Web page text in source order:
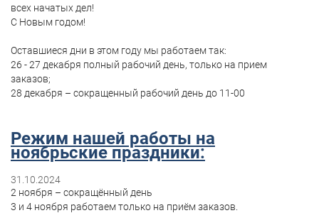
всех начатых дел!
С Новым годом!
Оставшиеся дни в этом году мы работаем так:
26 - 27 декабря полный рабочий день, только на прием
заказов;
28 декабря – сокращенный рабочий день до 11-00
Режим нашей работы на
ноябрьские праздники:
31.10.2024
2 ноября – сокращённый день
3 и 4 ноября работаем только на приём заказов.